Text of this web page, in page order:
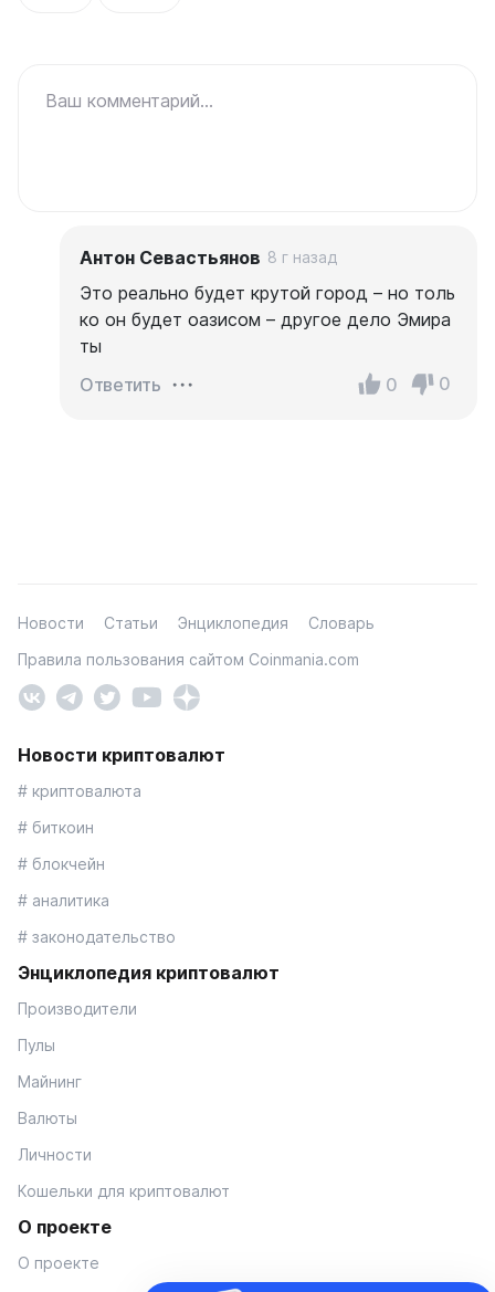
Ваш комментарий...
Антон Севастьянов 8 г назад
Это реально будет крутой город – но толь
ко он будет оазисом – другое дело Эмира
ты
Ответить
0 0
Новости Статьи Энциклопедия
Словарь
Правила пользования сайтом Coinmania.com
Новости криптовалют
# криптовалюта
# биткоин
# блокчейн
# аналитика
# законодательство
Энциклопедия криптовалют
Производители
Пулы
Майнинг
Валюты
Личности
Кошельки для криптовалют
О проекте
О проекте